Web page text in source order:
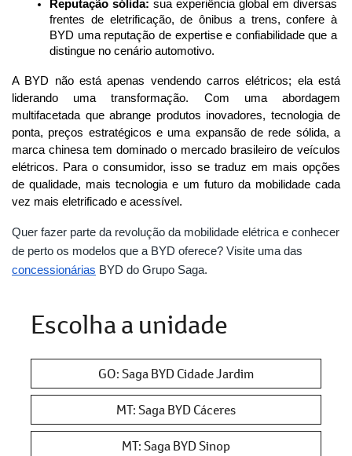
Reputação sólida: sua experiência global em diversas
frentes de eletrificação, de ônibus a trens, confere à
BYD uma reputação de expertise e confiabilidade que a
distingue no cenário automotivo.
A BYD não está apenas vendendo carros elétricos; ela está
liderando uma transformação. Com uma abordagem
multifacetada que abrange produtos inovadores, tecnologia de
ponta, preços estratégicos e uma expansão de rede sólida, a
marca chinesa tem dominado o mercado brasileiro de veículos
elétricos. Para o consumidor, isso se traduz em mais opções
de qualidade, mais tecnologia e um futuro da mobilidade cada
vez mais eletrificado e acessível.
Quer fazer parte da revolução da mobilidade elétrica e conhecer
de perto os modelos que a BYD oferece? Visite uma das
concessionárias BYD do Grupo Saga.
Escolha a unidade
GO: Saga BYD Cidade Jardim
MT: Saga BYD Cáceres
MT: Saga BYD Sinop